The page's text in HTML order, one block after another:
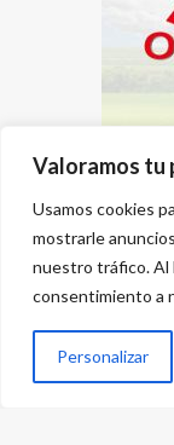
Valoramos tu
Usamos cookies
mostrarle
nuestro tráfico. Al
consentimiento a
Personalizar